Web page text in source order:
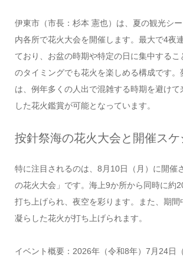
伊東市（市長：杉本 憲也）は、夏の観光シ
内各所で花火大会を開催します。最大で4夜
ており、お盆の時期や特定の日に集中する
のタイミングでも花火を楽しめる構成です。
は、例年多くの人出で混雑する時期を避け
した花火鑑賞が可能となっています。
按針祭海の花火大会と開催ス
特に注目されるのは、8月10日（月）に開催
の花火大会」です。海上9か所から同時に約
打ち上げられ、夜空を彩ります。また、期間
凝らした花火が打ち上げられます。
イベント概要：2026年（令和8年）7月24日